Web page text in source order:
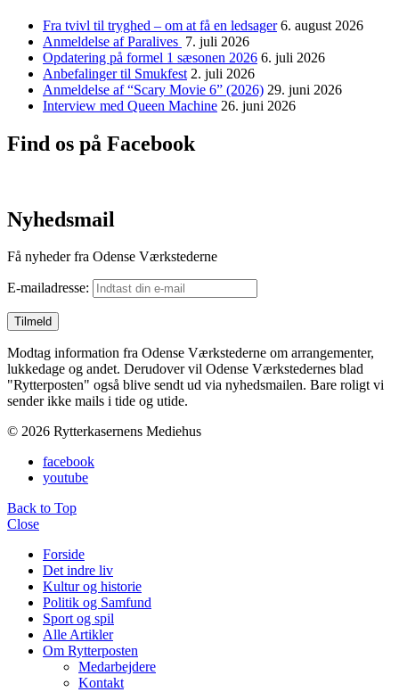
Fra tvivl til tryghed – om at få en ledsager 6. august 2026
Anmeldelse af Paralives 7. juli 2026
Opdatering på formel 1 sæsonen 2026 6. juli 2026
Anbefalinger til Smukfest 2. juli 2026
Anmeldelse af “Scary Movie 6” (2026) 29. juni 2026
Interview med Queen Machine 26. juni 2026
Find os på Facebook
Nyhedsmail
Få nyheder fra Odense Værkstederne
E-mailadresse:
Modtag information fra Odense Værkstederne om arrangementer,
lukkedage og andet. Derudover vil Odense Værkstedernes blad
"Rytterposten" også blive sendt ud via nyhedsmailen. Bare roligt vi
sender ikke mails i tide og utide.
© 2026 Rytterkasernens Mediehus
facebook
youtube
Back to Top
Close
Forside
Det indre liv
Kultur og historie
Politik og Samfund
Sport og spil
Alle Artikler
Om Rytterposten
Medarbejdere
Kontakt